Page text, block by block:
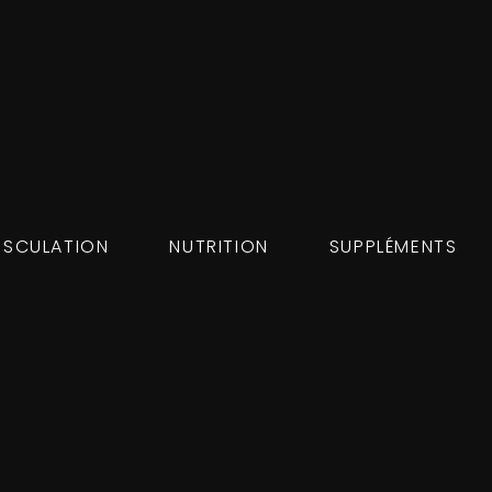
NUTRITION SUPPLÉMENTS